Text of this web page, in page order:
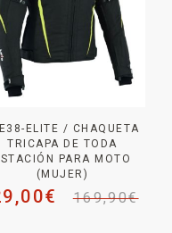
ELITE / CHAQUETA
TRICAPA DE TODA
PARA MOTO
(MUJER)
169,90€
€